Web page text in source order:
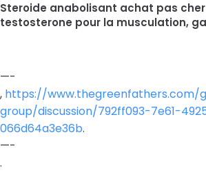
Steroide anabolisant achat pas
testosterone pour la musculation,
—-
, https://www.thegreenfathers.com/
group/discussion/792ff093-7e61-
066d64a3e36b.
—-
.